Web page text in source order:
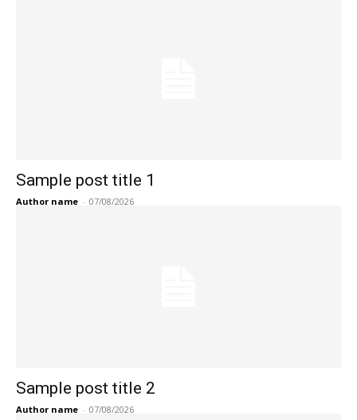
Sample post title 1
Author name - 07/08/2026
Sample post title 2
Author name - 07/08/2026